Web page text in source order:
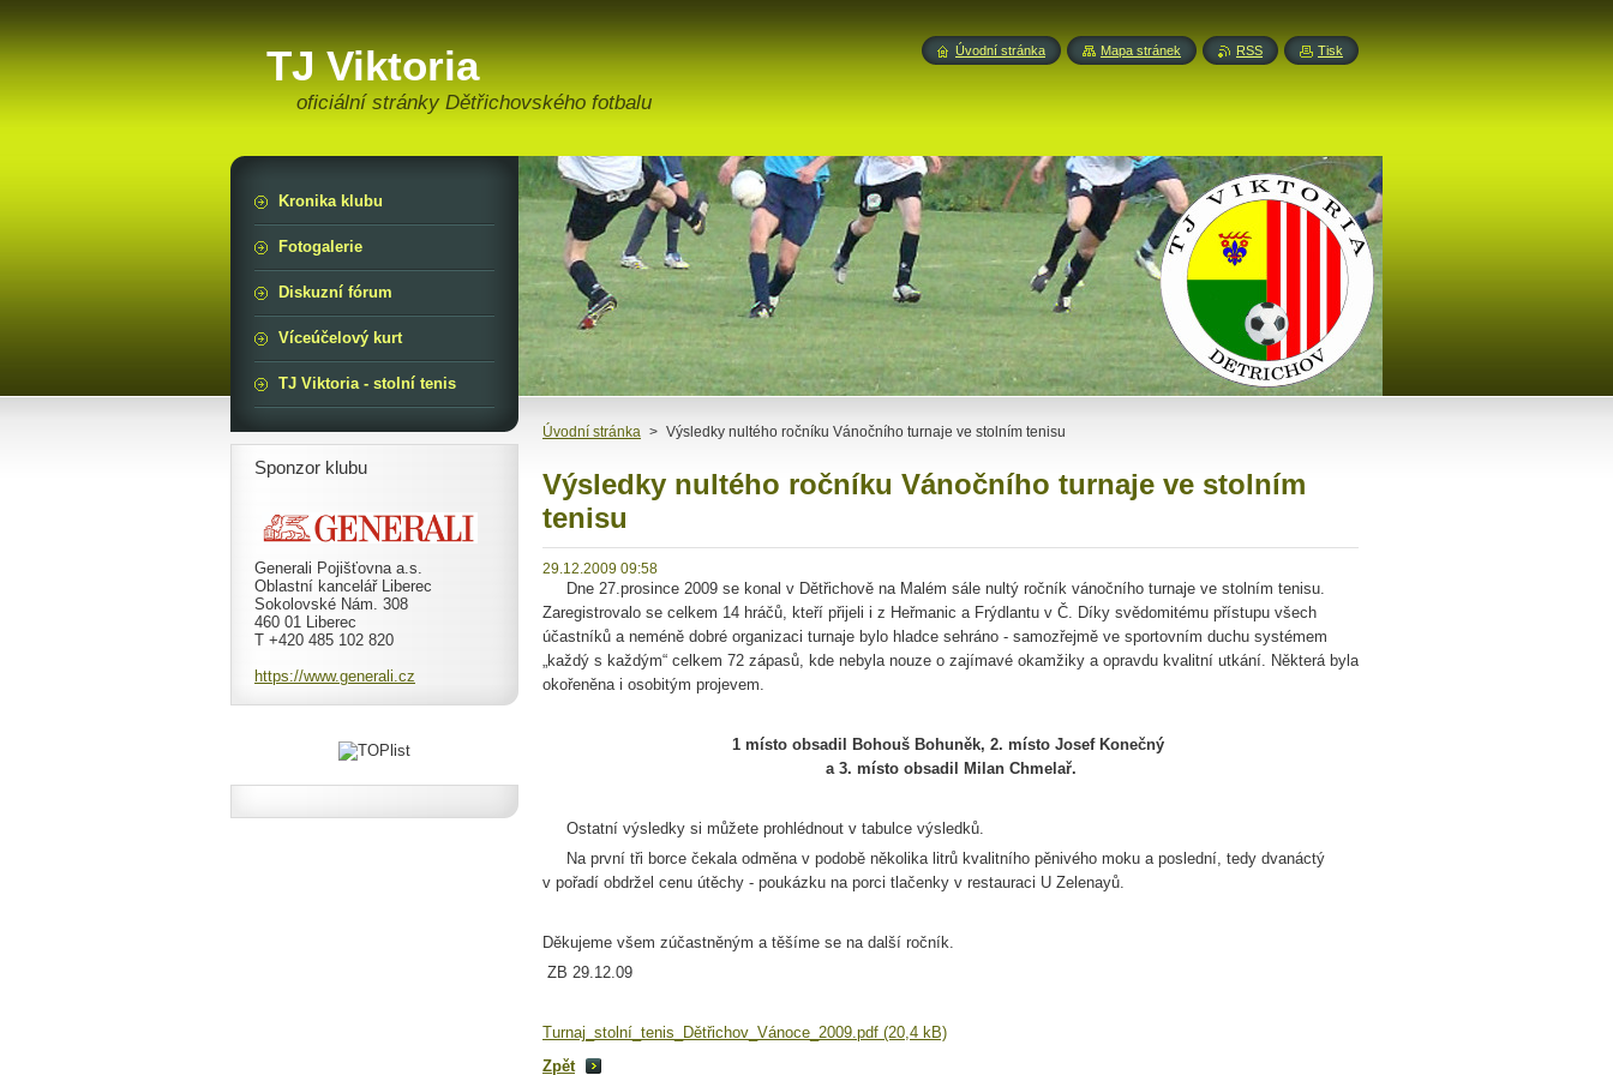
TJ Viktoria
oficiální stránky Dětřichovského fotbalu
Úvodní stránka > Výsledky nultého ročníku Vánočního turnaje ve stolním tenisu
Výsledky nultého ročníku Vánočního turnaje ve stolním
tenisu
29.12.2009 09:58
Dne 27.prosince 2009 se konal v Dětřichově na Malém sále nultý ročník vánočního turnaje ve stolním tenisu.
Zaregistrovalo se celkem 14 hráčů, kteří přijeli i z Heřmanic a Frýdlantu v Č. Díky svědomitému přístupu všech
účastníků a neméně dobré organizaci turnaje bylo hladce sehráno - samozřejmě ve sportovním duchu systémem
„každý s každým“ celkem 72 zápasů, kde nebyla nouze o zajímavé okamžiky a opravdu kvalitní utkání. Některá byla
okořeněna i osobitým projevem.
1 místo obsadil Bohouš Bohuněk, 2. místo Josef Konečný
a 3. místo obsadil Milan Chmelař.
Ostatní výsledky si můžete prohlédnout v tabulce výsledků.
Na první tři borce čekala odměna v podobě několika litrů kvalitního pěnivého moku a poslední, tedy dvanáctý
v pořadí obdržel cenu útěchy - poukázku na porci tlačenky v restauraci U Zelenayů.
Děkujeme všem zúčastněným a těšíme se na další ročník.
ZB 29.12.09
Turnaj_stolní_tenis_Dětřichov_Vánoce_2009.pdf (20,4 kB)
Zpět
Kronika klubu
Fotogalerie
Diskuzní fórum
Víceúčelový kurt
TJ Viktoria - stolní tenis
Sponzor klubu
Generali Pojišťovna a.s.
Oblastní kancelář Liberec
Sokolovské Nám. 308
460 01 Liberec
T +420 485 102 820
https://www.generali.cz
Úvodní stránka Mapa stránek RSS Tisk